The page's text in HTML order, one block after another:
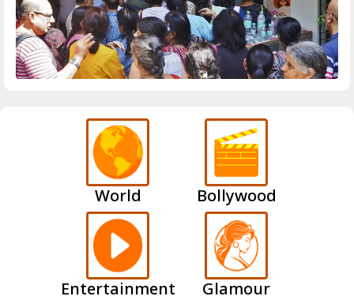
World Bollywood
Entertainment Glamour